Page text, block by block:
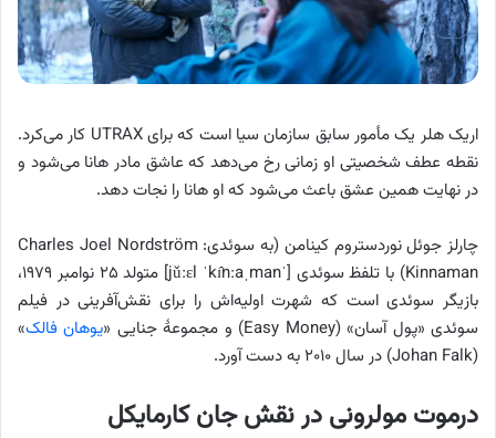
اریک هلر یک مأمور سابق سازمان سیا است که برای UTRAX کار می‌کرد.
نقطه عطف شخصیتی او زمانی رخ می‌دهد که عاشق مادر هانا می‌شود و
در نهایت همین عشق باعث می‌شود که او هانا را نجات دهد.
چارلز جوئل نوردستروم کینامن (به سوئدی: Charles Joel Nordström
Kinnaman) با تلفظ سوئدی [ˈjǔːɛl ˈkɪ̂nːaˌman] متولد ۲۵ نوامبر ۱۹۷۹،
بازیگر سوئدی است که شهرت اولیه‌اش را برای نقش‌آفرینی در فیلم
سوئدی «پول آسان» (Easy Money) و مجموعهٔ جنایی «
یوهان فالک»
(Johan Falk) در سال ۲۰۱۰ به دست آورد.
درموت مولرونی در نقش جان کارمایکل